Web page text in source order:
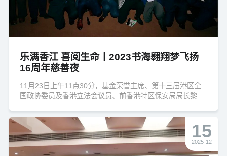
乐满香江 喜阅生命丨2023书海翱翔梦飞扬
16周年慈善夜
11月23日上午11点30分，基金荣誉主席、第十三届港区全
国政协委员及香港立法会议员、前香港特区保安局局长黎栋
生、高级顾问黄泽成先生，香港学校图书馆主任协会会长黄
毅娟女士，香港协和小学（长沙湾）图书馆主任伦雅文女士
及湖南省、四川省梦飞翔项目学校参访团代表到金钟添马政
府总部与香港教育局长蔡若莲女士进行会面交流。
15
2025-12